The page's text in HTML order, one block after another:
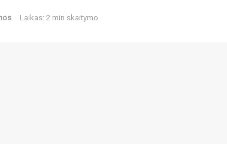
Laikas: 2 min skaitymo